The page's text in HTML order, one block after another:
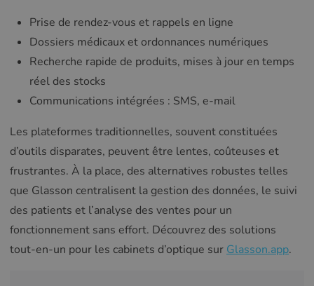
Prise de rendez-vous et rappels en ligne
Dossiers médicaux et ordonnances numériques
Recherche rapide de produits, mises à jour en temps
réel des stocks
Communications intégrées : SMS, e-mail
Les plateformes traditionnelles, souvent constituées
d’outils disparates, peuvent être lentes, coûteuses et
frustrantes. À la place, des alternatives robustes telles
que Glasson centralisent la gestion des données, le suivi
des patients et l’analyse des ventes pour un
fonctionnement sans effort. Découvrez des solutions
tout-en-un pour les cabinets d’optique sur Glasson.app.